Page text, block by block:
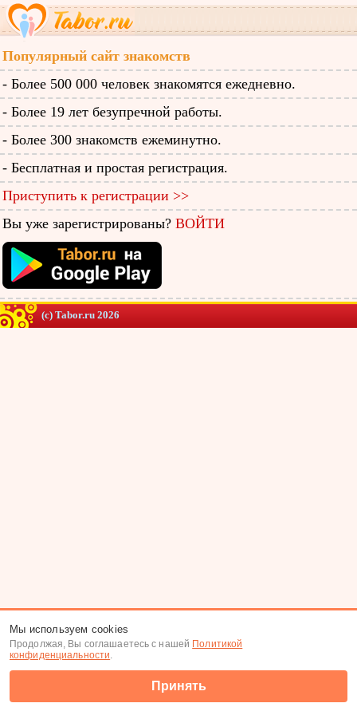
Популярный сайт знакомств
- Более 500 000 человек знакомятся ежедневно.
- Более 19 лет безупречной работы.
- Более 300 знакомств ежеминутно.
- Бесплатная и простая регистрация.
Приступить к регистрации >>
Вы уже зарегистрированы? ВОЙТИ
(c) Tabor.ru 2026
Мы используем cookies
Продолжая, Вы соглашаетесь с нашей Политикой
конфиденциальности.
Принять